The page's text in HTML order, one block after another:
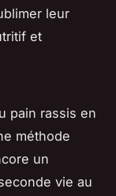
leur
et
pain rassis en
méthode
un
vie au